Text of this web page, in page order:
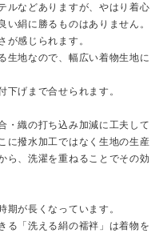
ルなどありますが、やはり着心
絹に勝るものはありません。
が感じられます。
生地なので、幅広い着物生地に
下げまで合せられます。
・織の打ち込み加減に工夫して
に撥水加工ではなく生地の生産
ら、洗濯を重ねることでその効
期が長くなっています。
る「洗える絹の襦袢」は着物を